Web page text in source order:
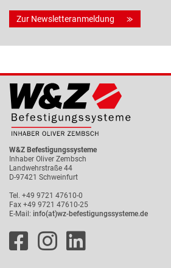
Zur Newsletteranmeldung
W&Z Befestigungssysteme
Inhaber Oliver Zembsch
Landwehrstraße 44
D-97421 Schweinfurt
Tel. +49 9721 47610-0
Fax +49 9721 47610-25
E-Mail: info(at)wz-befestigungssysteme.de